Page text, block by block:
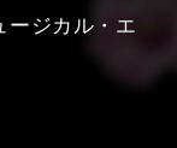
ージカル・エ